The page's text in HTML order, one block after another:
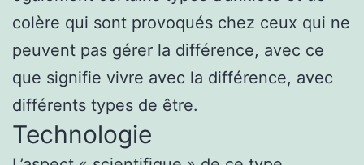
colère qui sont provoqués chez ceux qui ne
peuvent pas gérer la différence, avec ce
que signifie vivre avec la différence, avec
différents types de être.
Technologie